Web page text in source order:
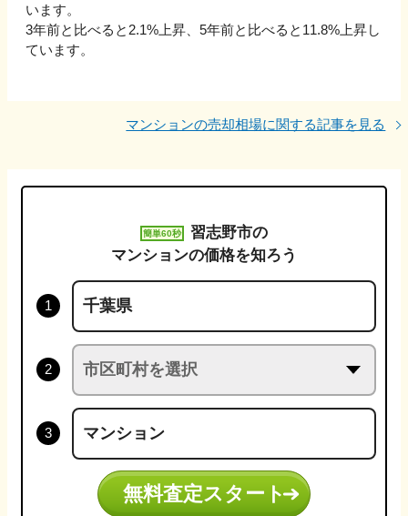
います。
3年前と比べると 2.1%上昇 5年前と比べると 11.8%上昇し
ています。
マンションの売却相場に関する記事を見る
簡単60秒 習志野市の
マンションの価格を知ろう
無料査定スタート